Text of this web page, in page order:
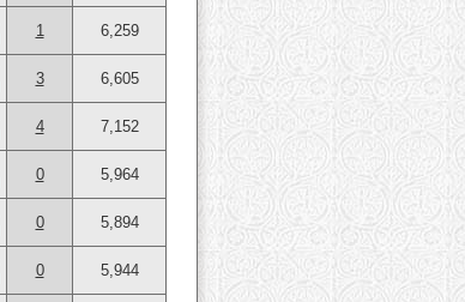
1 6,259
3 6,605
4 7,152
0 5,964
0 5,894
0 5,944